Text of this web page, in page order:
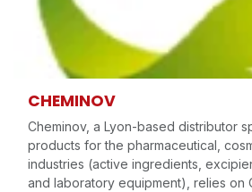
CHEMINOV
Cheminov, a Lyon-based distributor
products for the pharmaceutical,
industries (active ingredients,
and laboratory equipment), relies on